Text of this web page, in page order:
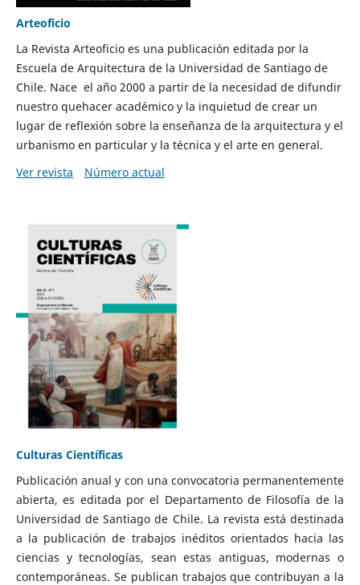
Arteoficio
La Revista Arteoficio es una publicación editada por la
Escuela de Arquitectura de la Universidad de Santiago de
Chile. Nace el año 2000 a partir de la necesidad de difundir
nuestro quehacer académico y la inquietud de crear un
lugar de reflexión sobre la enseñanza de la arquitectura y el
urbanismo en particular y la técnica y el arte en general.
Ver revista
Número actual
Culturas Científicas
Publicación anual y con una convocatoria permanentemente
abierta, es editada por el Departamento de Filosofía de la
Universidad de Santiago de Chile. La revista está destinada
a la publicación de trabajos inéditos orientados hacia las
ciencias y tecnologías, sean estas antiguas, modernas o
contemporáneas. Se publican trabajos que contribuyan a la